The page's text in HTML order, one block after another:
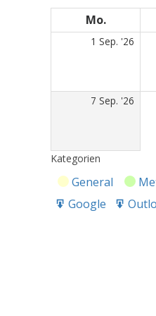
Mo.Montag
1 Sep. '26
7 Sep. '26
Kategorien
General
Export
Google